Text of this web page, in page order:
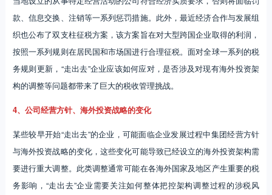
款、信息交换、注销等一系列惩罚措施。此外，最近经济合作与发展组
织也公布了双支柱征税方案，该方案旨在对大型跨国企业取得的利润，
按照一系列规则在居民国和市场国进行合理征税。面对全球一系列的税
务规则更新，“走出去”企业应该如何应对，是否涉及对现有海外投资架
构的调整等问题都带来了巨大的税收管理挑战。
4、公司经营方针、海外投资战略的变化
某些较早开始“走出去”的企业，可能面临企业发展过程中集团经营方针
与海外投资战略的变化，这些变化可能导致已经设立的海外投资架构需
要进行重大调整。此类调整通常可能在各海外国家及地区产生重要的税
务影响，“走出去”企业需要关注如何整体把控架构调整过程的涉税风